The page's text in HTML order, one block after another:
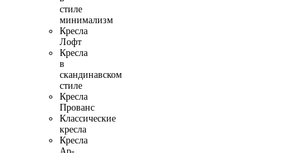
стиле
минимализм
Кресла
Лофт
Кресла
в
скандинавском
стиле
Кресла
Прованс
Классические
кресла
Кресла